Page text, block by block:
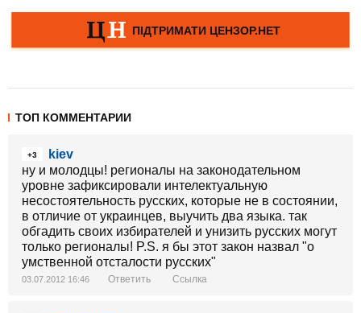
ТОП КОММЕНТАРИИ
+3
kiev
ну и молодцы! регионалы на законодательном
уровне зафиксировали интелектуальную
несостоятельность русских, которые не в состоянии,
в отличие от украинцев, выучить два языка. так
обгадить своих избирателей и унизить русских могут
только регионалы! P.S. я бы этот закон назвал "о
умственной отсталости русских"
03.07.2012 16:46 Ответить Ссылка